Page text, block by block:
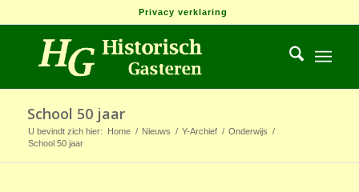
Privacy verklaring
School 50 jaar
U bevindt zich hier: Home / Nieuws / Y-Archief / Onderwijs /
School 50 jaar